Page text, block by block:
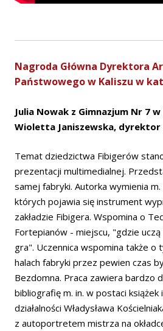
Nagroda Główna Dyrektora
Państwowego w Kaliszu w
Julia Nowak z Gimnazjum Nr 7
Wioletta Janiszewska, dyrektor
Temat dziedzictwa Fibigerów
prezentacji multimedialnej.
samej fabryki. Autorka wymienia
których pojawia się instrument
zakładzie Fibigera. Wspomina o
Fortepianów - miejscu, "gdzie
gra". Uczennica wspomina także o
halach fabryki przez pewien czas
Bezdomna. Praca zawiera bardzo
bibliografię m. in. w postaci książek
działalności Władysława
z autoportretem mistrza na